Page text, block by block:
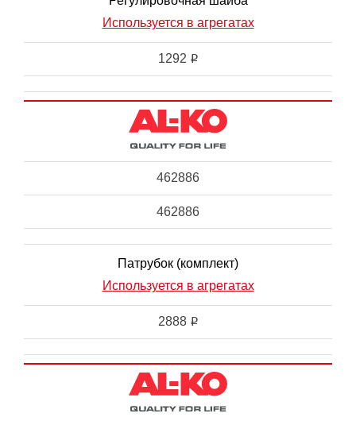
Используется в агрегатах
1292 i
462886
462886
Патрубок (комплект)
Используется в агрегатах
2888 i